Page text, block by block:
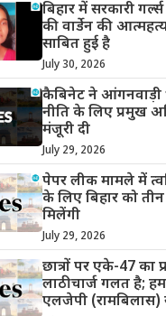
बिहार में सरकारी
की वार्डेन की
साबित हुई है
July 30, 2026
कैबिनेट ने आंगनवाड़ी
नीति के लिए प्रमुख
मंजूरी दी
July 29, 2026
पेपर लीक मामले में
के लिए बिहार को
मिलेंगी
July 29, 2026
छात्रों पर एके-47 का
लाठीचार्ज गलत है;
एलजेपी (रामबिलास)